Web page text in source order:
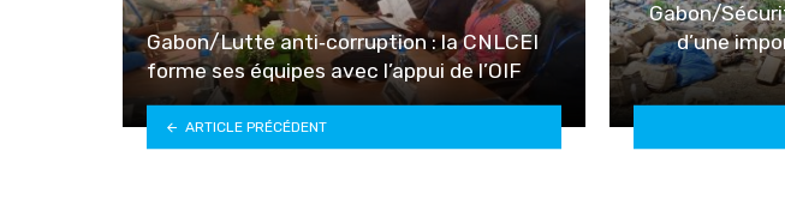
Gabon/Lutte anti‑corruption : la CNLCEI
forme ses équipes avec l’appui de l’OIF
ARTICLE PRÉCÉDENT
Gabon/
d’une